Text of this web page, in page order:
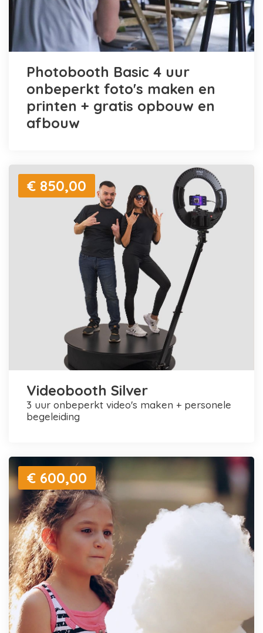
Photobooth Basic 4 uur
onbeperkt foto's maken en
printen + gratis opbouw en
afbouw
€ 850,00
Videobooth Silver
3 uur onbeperkt video's maken + personele
begeleiding
€ 600,00